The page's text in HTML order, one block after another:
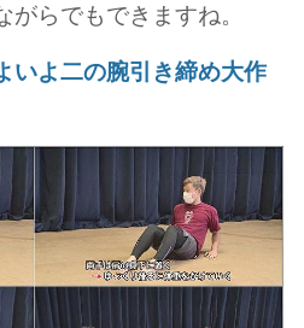
らでもできますね。
いよ二の腕引き締め大作